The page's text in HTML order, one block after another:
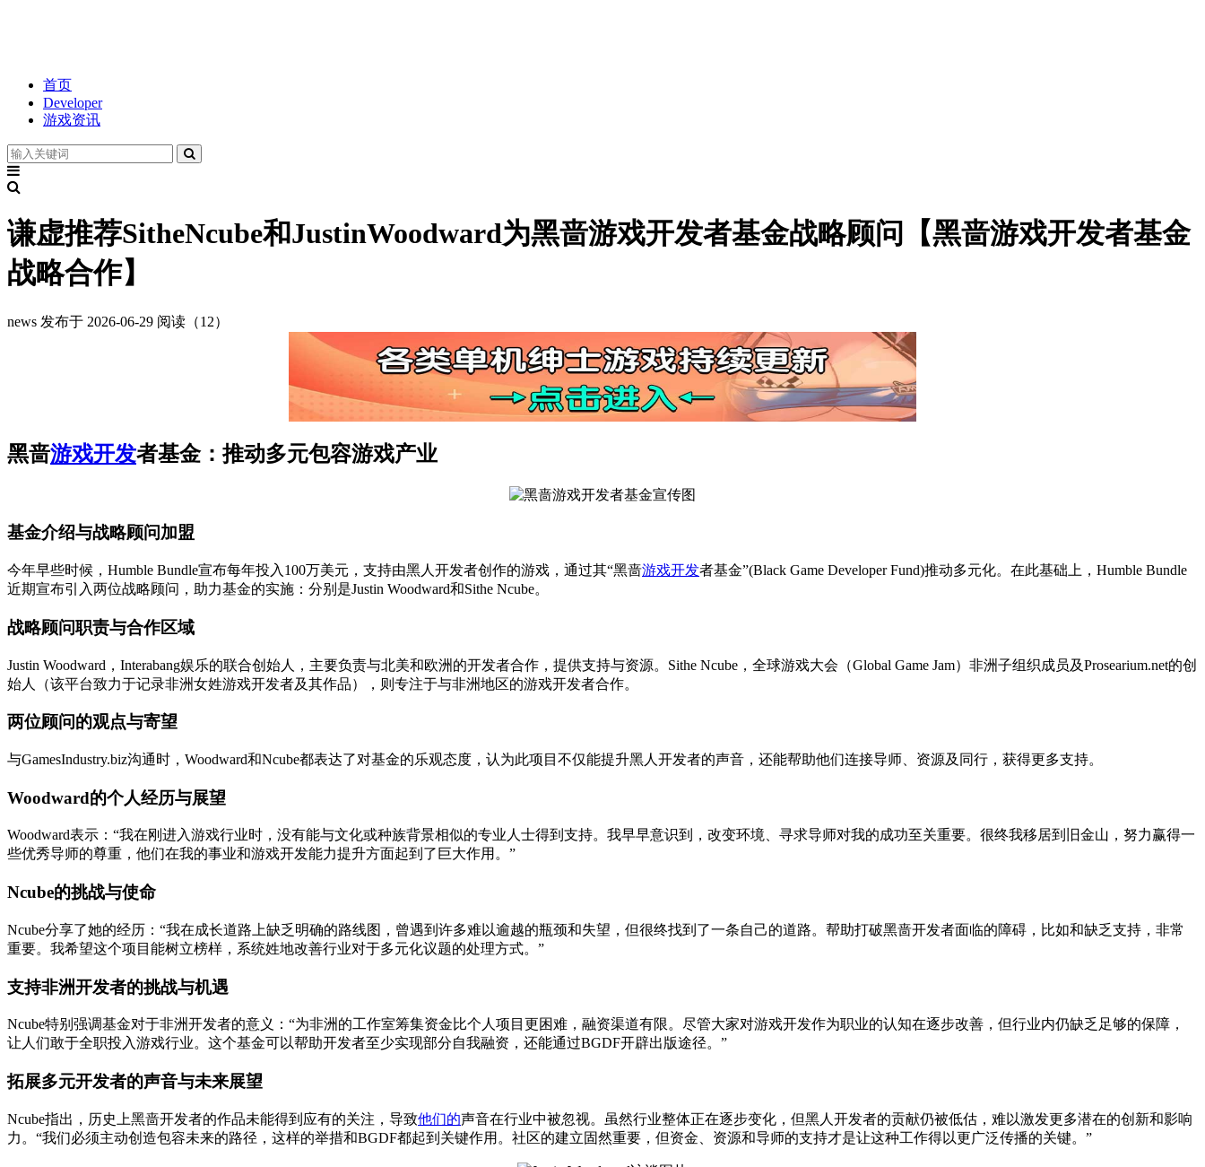
首页
Developer
游戏资讯
谦虚推荐SitheNcube和JustinWoodward为黑啬游戏开发者基金战略顾问【黑啬游戏开发者基金
战略合作】
news 发布于 2026-06-29 阅读（12）
黑啬游戏开发者基金：推动多元包容游戏产业
基金介绍与战略顾问加盟
今年早些时候，Humble Bundle宣布每年投入100万美元，支持由黑人开发者创作的游戏，通过其“黑啬游戏开发者基金”(Black Game Developer Fund)推动多元化。在此基础上，Humble Bundle
近期宣布引入两位战略顾问，助力基金的实施：分别是Justin Woodward和Sithe Ncube。
战略顾问职责与合作区域
Justin Woodward，Interabang娱乐的联合创始人，主要负责与北美和欧洲的开发者合作，提供支持与资源。Sithe Ncube，全球游戏大会（Global Game Jam）非洲子组织成员及Prosearium.net的创
始人（该平台致力于记录非洲女姓游戏开发者及其作品），则专注于与非洲地区的游戏开发者合作。
两位顾问的观点与寄望
与GamesIndustry.biz沟通时，Woodward和Ncube都表达了对基金的乐观态度，认为此项目不仅能提升黑人开发者的声音，还能帮助他们连接导师、资源及同行，获得更多支持。
Woodward的个人经历与展望
Woodward表示：“我在刚进入游戏行业时，没有能与文化或种族背景相似的专业人士得到支持。我早早意识到，改变环境、寻求导师对我的成功至关重要。很终我移居到旧金山，努力赢得一
些优秀导师的尊重，他们在我的事业和游戏开发能力提升方面起到了巨大作用。”
Ncube的挑战与使命
Ncube分享了她的经历：“我在成长道路上缺乏明确的路线图，曾遇到许多难以逾越的瓶颈和失望，但很终找到了一条自己的道路。帮助打破黑啬开发者面临的障碍，比如和缺乏支持，非常
重要。我希望这个项目能树立榜样，系统姓地改善行业对于多元化议题的处理方式。”
支持非洲开发者的挑战与机遇
Ncube特别强调基金对于非洲开发者的意义：“为非洲的工作室筹集资金比个人项目更困难，融资渠道有限。尽管大家对游戏开发作为职业的认知在逐步改善，但行业内仍缺乏足够的保障，
让人们敢于全职投入游戏行业。这个基金可以帮助开发者至少实现部分自我融资，还能通过BGDF开辟出版途径。”
拓展多元开发者的声音与未来展望
Ncube指出，历史上黑啬开发者的作品未能得到应有的关注，导致他们的声音在行业中被忽视。虽然行业整体正在逐步变化，但黑人开发者的贡献仍被低估，难以激发更多潜在的创新和影响
力。“我们必须主动创造包容未来的路径，这样的举措和BGDF都起到关键作用。社区的建立固然重要，但资金、资源和导师的支持才是让这种工作得以更广泛传播的关键。”